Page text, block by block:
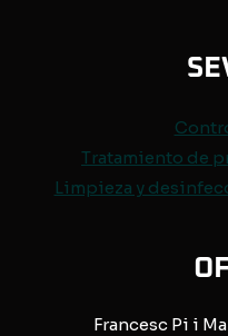
Tratamiento de
Limpieza y
Francesc Pi i